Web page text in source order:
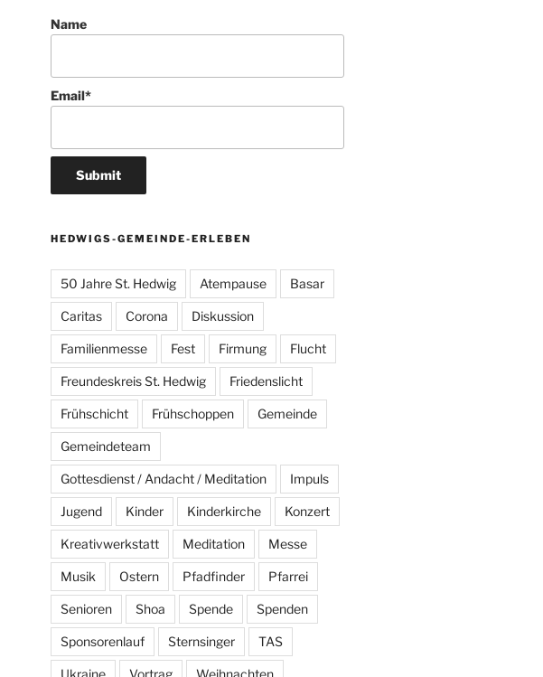
Name
Email*
HEDWIGS-GEMEINDE-ERLEBEN
50 Jahre St. Hedwig Atempause Basar
Caritas Corona Diskussion
Familienmesse Fest Firmung Flucht
Freundeskreis St. Hedwig Friedenslicht
Frühschicht Frühschoppen Gemeinde
Gemeindeteam
Gottesdienst / Andacht / Meditation Impuls
Jugend Kinder Kinderkirche Konzert
Kreativwerkstatt Meditation Messe
Musik Ostern Pfadfinder Pfarrei
Senioren Shoa Spende Spenden
Sponsorenlauf Sternsinger TAS